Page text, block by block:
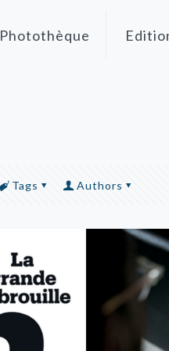
Photothèque
Tags Authors